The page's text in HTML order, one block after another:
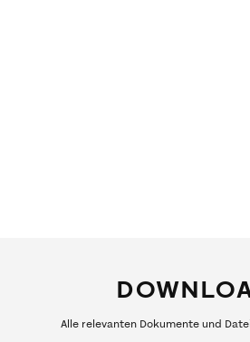
Alle relevanten Dokumente und